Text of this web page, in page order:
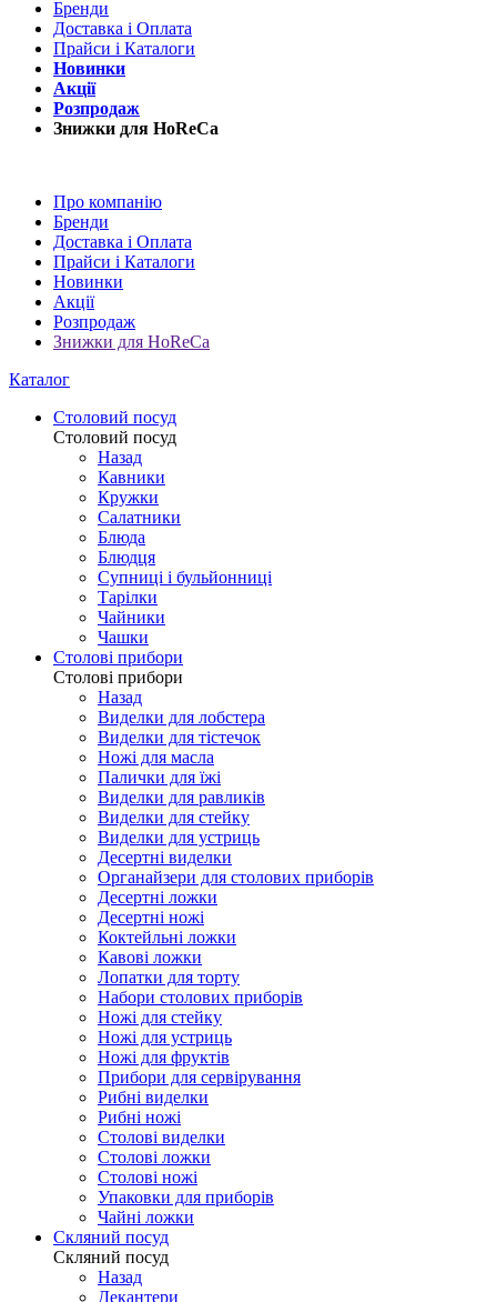
Бренди
Доставка і Оплата
Прайси і Каталоги
Новинки
Акції
Розпродаж
Знижки для HoReCa
Про компанію
Бренди
Доставка і Оплата
Прайси і Каталоги
Новинки
Акції
Розпродаж
Знижки для HoReCa
Каталог
Столовий посуд
Столовий посуд
Назад
Кавники
Кружки
Салатники
Блюда
Блюдця
Супниці і бульйонниці
Тарілки
Чайники
Чашки
Столові прибори
Столові прибори
Назад
Виделки для лобстера
Виделки для тістечок
Ножі для масла
Палички для їжі
Виделки для равликів
Виделки для стейку
Виделки для устриць
Десертні виделки
Органайзери для столових приборів
Десертні ложки
Десертні ножі
Коктейльні ложки
Кавові ложки
Лопатки для торту
Набори столових приборів
Ножі для стейку
Ножі для устриць
Ножі для фруктів
Прибори для сервірування
Рибні виделки
Рибні ножі
Столові виделки
Столові ложки
Столові ножі
Упаковки для приборів
Чайні ложки
Скляний посуд
Скляний посуд
Назад
Декантери